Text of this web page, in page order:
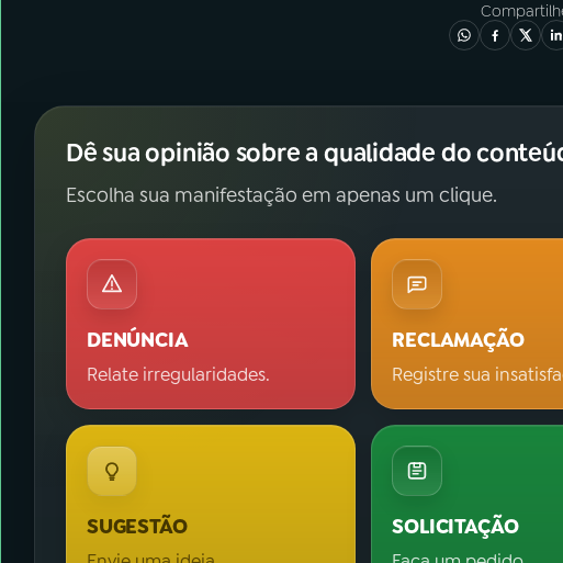
Dê sua opinião sobre a qualidade do
Escolha sua manifestação em apenas um clique.
DENÚNCIA
Relate irregularidades.
RECLAMAÇÃO
Registre sua
SUGESTÃO SOLICITAÇÃO